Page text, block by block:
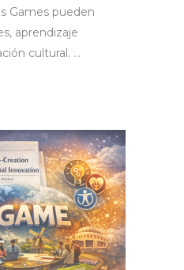
Games pueden
aprendizaje
cultural.